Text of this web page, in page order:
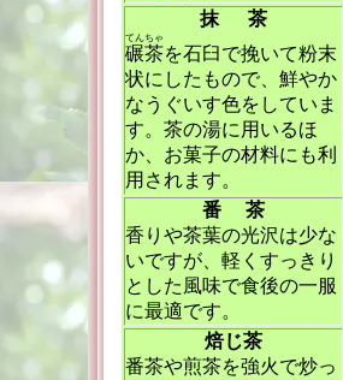
抹 茶
碾茶
てんちゃ
を石臼で挽いて粉末
状にしたもので、鮮やか
なうぐいす色をしていま
す。茶の湯に用いるほ
か、お菓子の材料にも利
用されます。
番 茶
香りや茶葉の光沢は少な
いですが、軽くすっきり
とした風味で食後の一服
に最適です。
焙じ茶
番茶や煎茶を強火で炒っ